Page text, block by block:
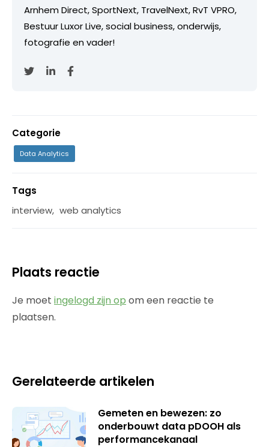
Arnhem Direct, SportNext, TravelNext, RvT VPRO,
Bestuur Luxor Live, social business, onderwijs,
fotografie en vader!
Categorie
Data Analytics
Tags
interview, web analytics
Plaats reactie
Je moet ingelogd zijn op om een reactie te
plaatsen.
Gerelateerde artikelen
Gemeten en bewezen: zo
onderbouwt data pDOOH als
performancekanaal